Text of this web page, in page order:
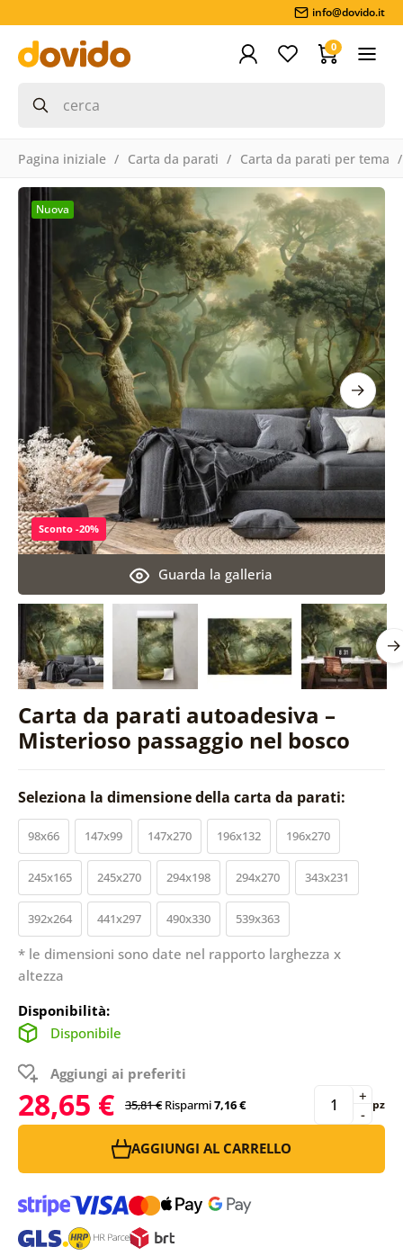
info@dovido.it
0
Pagina iniziale Carta da parati Carta da parati per tema
Carta da parati autoadesiva –
Misterioso passaggio nel bosco
Guarda la galleria
Sconto -20%
Nuova
Seleziona la dimensione della carta da parati:
98x66 147x99 147x270 196x132 196x270
245x165 245x270 294x198 294x270 343x231
392x264 441x297 490x330 539x363
* le dimensioni sono date nel rapporto larghezza x
altezza
Disponibilità:
Disponibile
Aggiungi ai preferiti
28,65 € 35,81 € Risparmi7,16 € -
+ pz
AGGIUNGI AL CARRELLO